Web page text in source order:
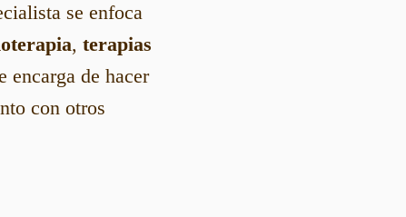
se enfoca
, terapias
encarga de hacer
con otros